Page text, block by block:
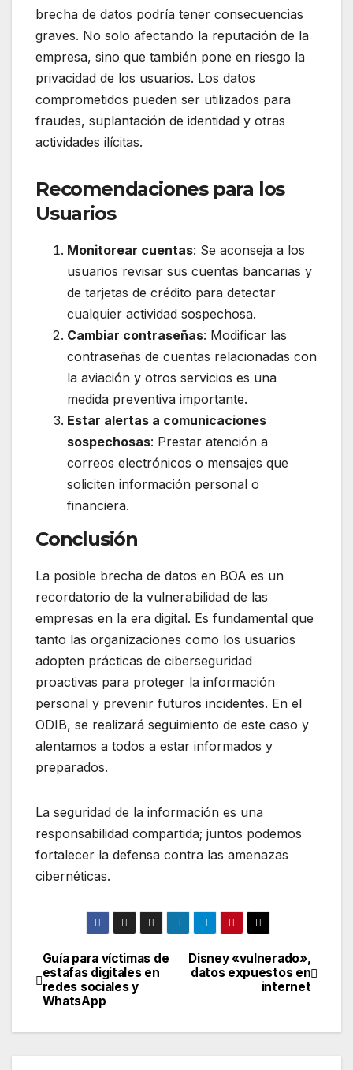
brecha de datos podría tener consecuencias
graves. No solo afectando la reputación de la
empresa, sino que también pone en riesgo la
privacidad de los usuarios. Los datos
comprometidos pueden ser utilizados para
fraudes, suplantación de identidad y otras
actividades ilícitas.
Recomendaciones para los
Usuarios
Monitorear cuentas: Se aconseja a los
usuarios revisar sus cuentas bancarias y
de tarjetas de crédito para detectar
cualquier actividad sospechosa.
Cambiar contraseñas: Modificar las
contraseñas de cuentas relacionadas con
la aviación y otros servicios es una
medida preventiva importante.
Estar alertas a comunicaciones
sospechosas: Prestar atención a
correos electrónicos o mensajes que
soliciten información personal o
financiera.
Conclusión
La posible brecha de datos en BOA es un
recordatorio de la vulnerabilidad de las
empresas en la era digital. Es fundamental que
tanto las organizaciones como los usuarios
adopten prácticas de ciberseguridad
proactivas para proteger la información
personal y prevenir futuros incidentes. En el
ODIB, se realizará seguimiento de este caso y
alentamos a todos a estar informados y
preparados.
La seguridad de la información es una
responsabilidad compartida; juntos podemos
fortalecer la defensa contra las amenazas
cibernéticas.
Navegación
de
entradas
Disney «vulnerado»,
datos expuestos en
internet
Guía para víctimas de
estafas digitales en
redes sociales y
WhatsApp